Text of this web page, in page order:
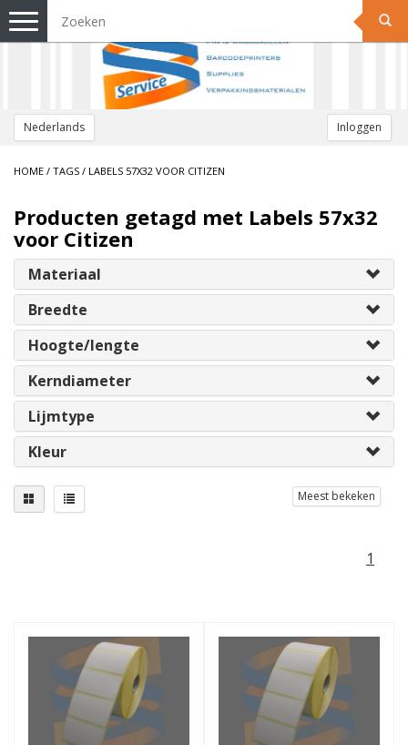
Nederlands Inloggen
Toggle
navigation
HOME / TAGS / LABELS 57X32 VOOR CITIZEN
Producten getagd met Labels 57x32
voor Citizen
Materiaal
Breedte
Hoogte/lengte
Kerndiameter
Lijmtype
Kleur
Meest bekeken
1